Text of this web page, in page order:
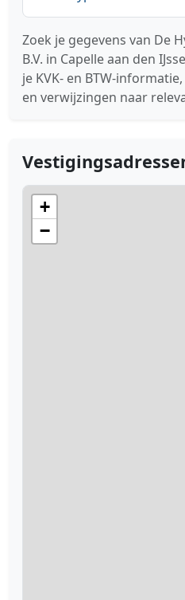
Zoek je gegevens van De
B.V. in Capelle aan den
je KVK- en BTW-
en verwijzingen naar
+
−